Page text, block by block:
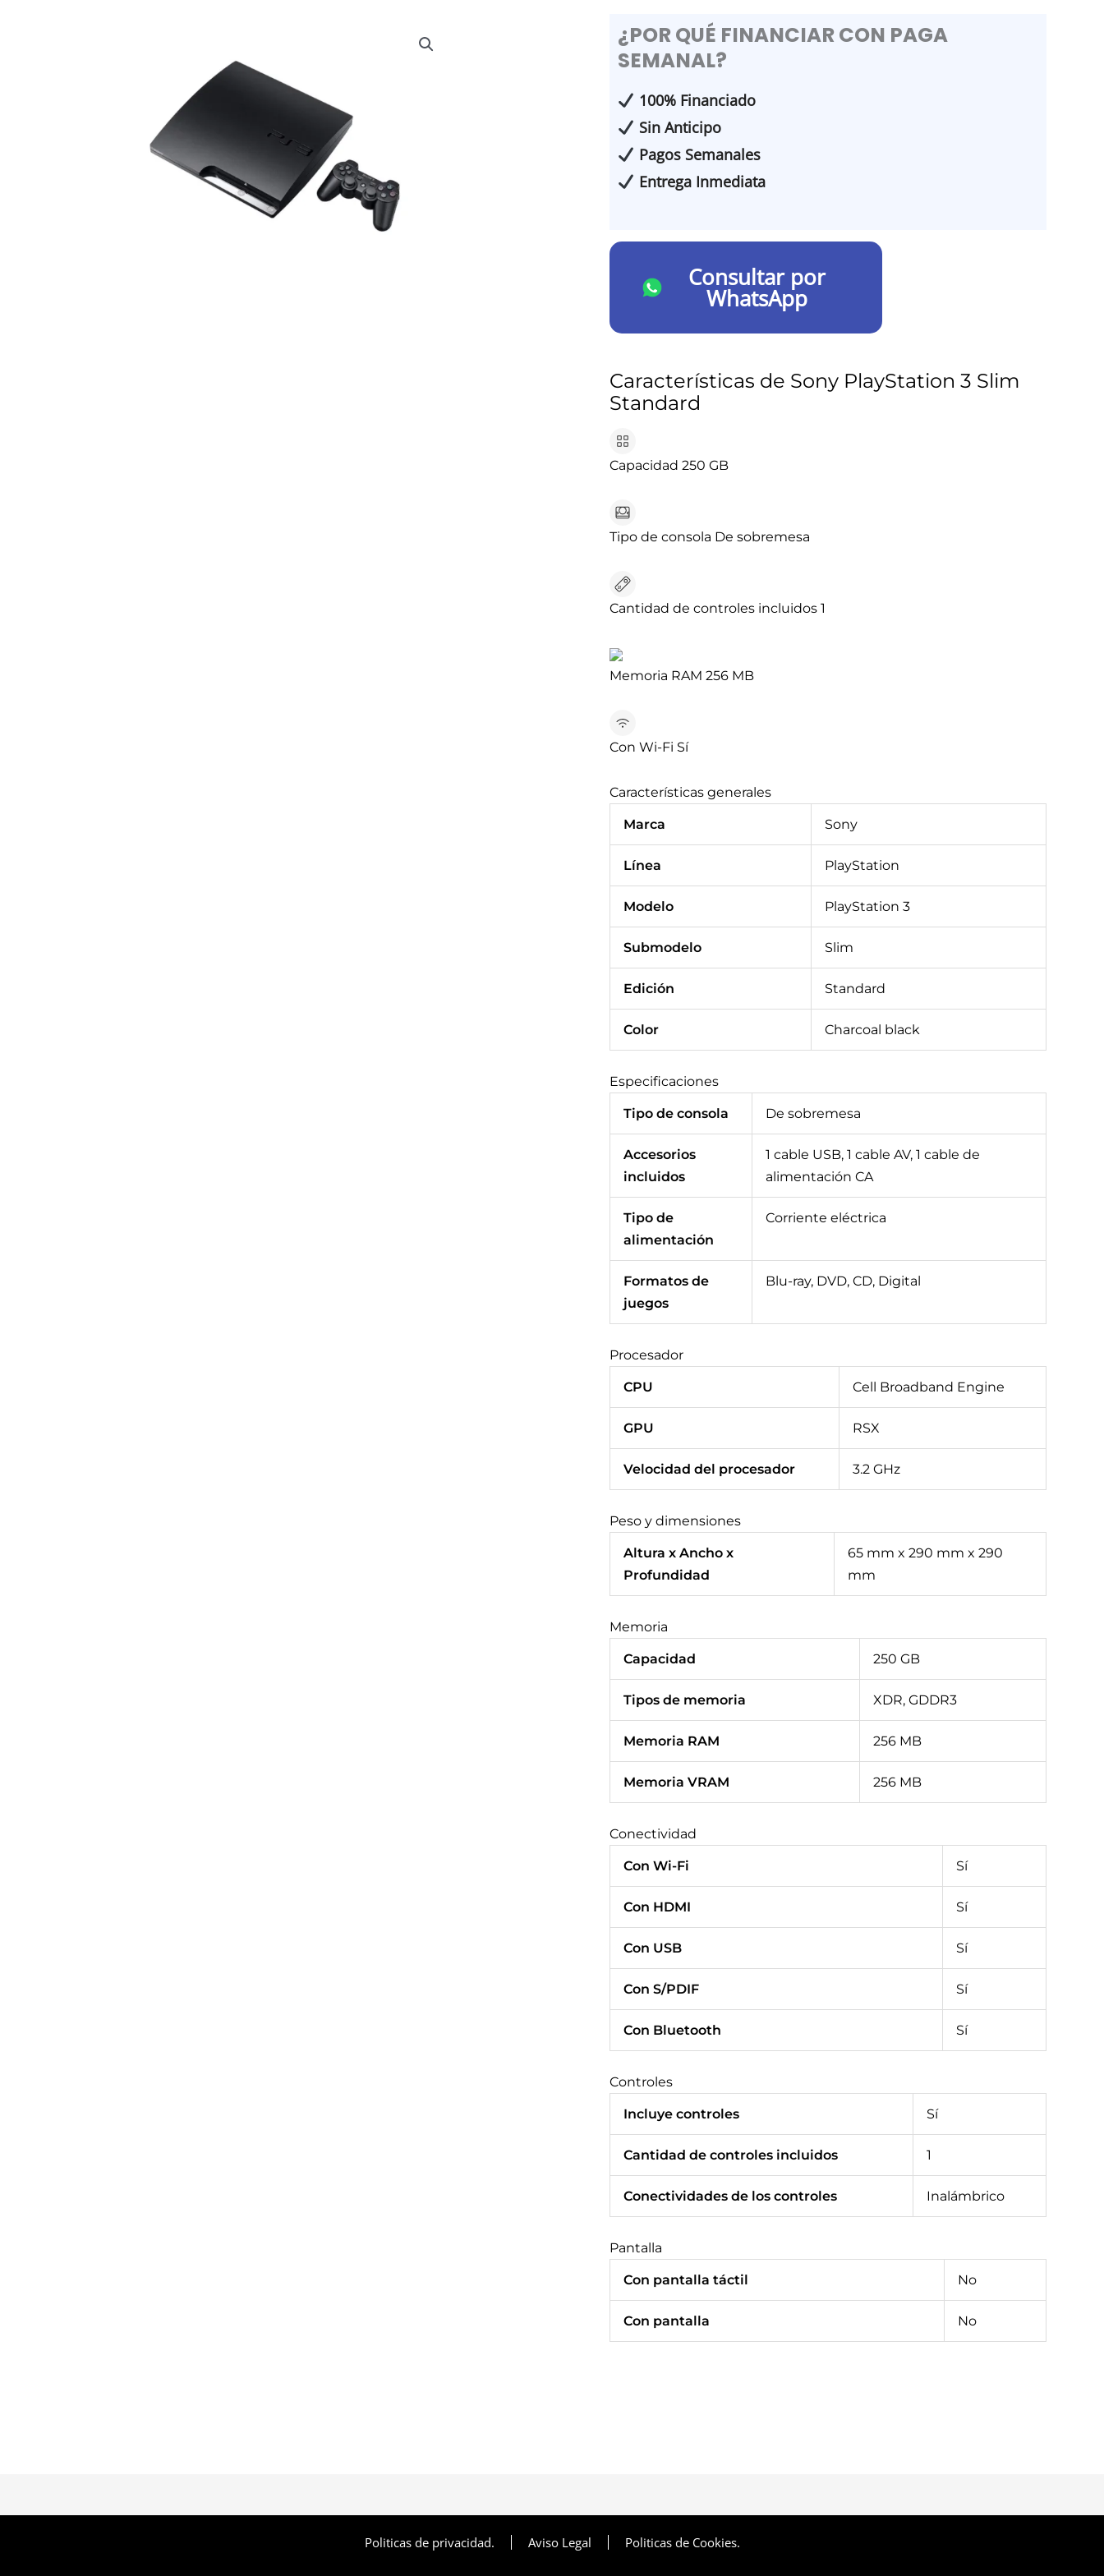
¿POR QUÉ FINANCIAR CON PAGA
SEMANAL?
100% Financiado
Sin Anticipo
Pagos Semanales
Entrega Inmediata
Consultar por
WhatsApp
Características de Sony PlayStation 3 Slim
Standard
Capacidad 250 GB
Tipo de consola De sobremesa
Cantidad de controles incluidos 1
Memoria RAM 256 MB
Con Wi-Fi Sí
Características generales
Marca Sony
Línea PlayStation
Modelo PlayStation 3
Submodelo Slim
Edición Standard
Color Charcoal black
Especificaciones
Tipo de consola De sobremesa
Accesorios
incluidos
1 cable USB, 1 cable AV, 1 cable de
alimentación CA
Tipo de
alimentación
Corriente eléctrica
Formatos de
juegos
Blu-ray, DVD, CD, Digital
Procesador
CPU Cell Broadband Engine
GPU RSX
Velocidad del procesador 3.2 GHz
Peso y dimensiones
Altura x Ancho x
Profundidad
65 mm x 290 mm x 290
mm
Memoria
Capacidad 250 GB
Tipos de memoria XDR, GDDR3
Memoria RAM 256 MB
Memoria VRAM 256 MB
Conectividad
Con Wi-Fi Sí
Con HDMI Sí
Con USB Sí
Con S/PDIF Sí
Con Bluetooth Sí
Controles
Incluye controles Sí
Cantidad de controles incluidos 1
Conectividades de los controles Inalámbrico
Pantalla
Con pantalla táctil No
Con pantalla No
Politicas de privacidad. Aviso Legal Politicas de Cookies.